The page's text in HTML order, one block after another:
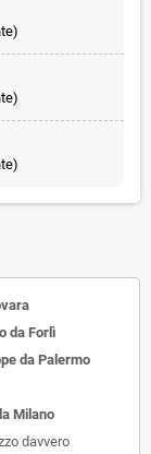
da Forlì
da Palermo
Milano
davvero